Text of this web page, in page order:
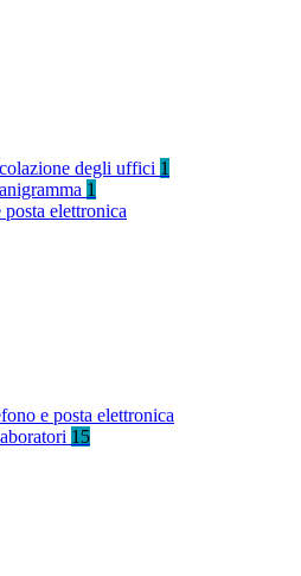
degli uffici 1
1
elettronica
e posta elettronica
15